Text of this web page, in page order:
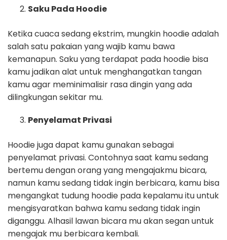
Saku Pada Hoodie
Ketika cuaca sedang ekstrim, mungkin hoodie adalah
salah satu pakaian yang wajib kamu bawa
kemanapun. Saku yang terdapat pada hoodie bisa
kamu jadikan alat untuk menghangatkan tangan
kamu agar meminimalisir rasa dingin yang ada
dilingkungan sekitar mu.
Penyelamat Privasi
Hoodie juga dapat kamu gunakan sebagai
penyelamat privasi. Contohnya saat kamu sedang
bertemu dengan orang yang mengajakmu bicara,
namun kamu sedang tidak ingin berbicara, kamu bisa
mengangkat tudung hoodie pada kepalamu itu untuk
mengisyaratkan bahwa kamu sedang tidak ingin
diganggu. Alhasil lawan bicara mu akan segan untuk
mengajak mu berbicara kembali.